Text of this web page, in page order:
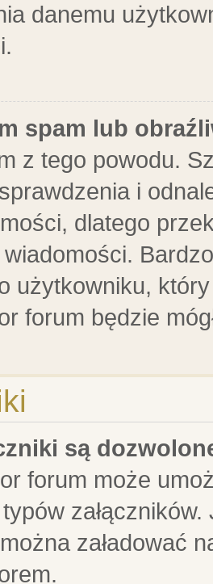
danemu
spam lub
z tego powodu.
i
dlatego
użytkowniku,
forum będzie
są
forum może
załadować